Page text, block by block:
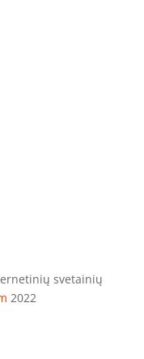
svetainių
2022